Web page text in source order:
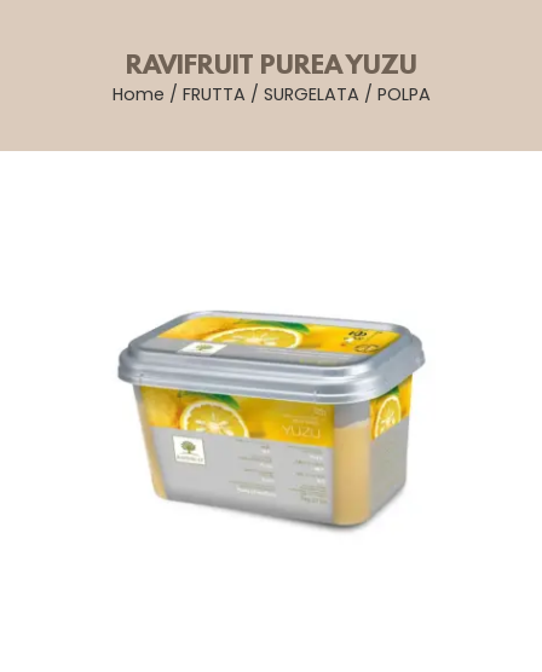
RAVIFRUIT PUREA YUZU
Home / FRUTTA / SURGELATA / POLPA